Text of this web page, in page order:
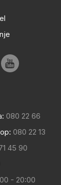
080 22 66
080 22 13
45 90
- 20:00